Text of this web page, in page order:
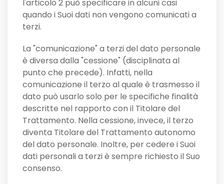
l'articolo 2 può specificare in alcuni casi
quando i Suoi dati non vengono comunicati a
terzi.
La "comunicazione" a terzi del dato personale
è diversa dalla "cessione" (disciplinata al
punto che precede). Infatti, nella
comunicazione il terzo al quale è trasmesso il
dato può usarlo solo per le specifiche finalità
descritte nel rapporto con il Titolare del
Trattamento. Nella cessione, invece, il terzo
diventa Titolare del Trattamento autonomo
del dato personale. Inoltre, per cedere i Suoi
dati personali a terzi è sempre richiesto il Suo
consenso.